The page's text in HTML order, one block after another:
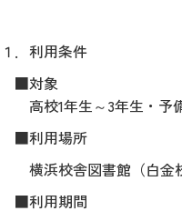
１．利用条件
■対象
高校1年生～3年生・予
■利用場所
横浜校舎図書館（白金
■利用期間